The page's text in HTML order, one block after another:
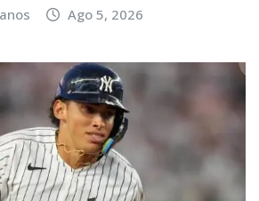
Ago 5, 2026